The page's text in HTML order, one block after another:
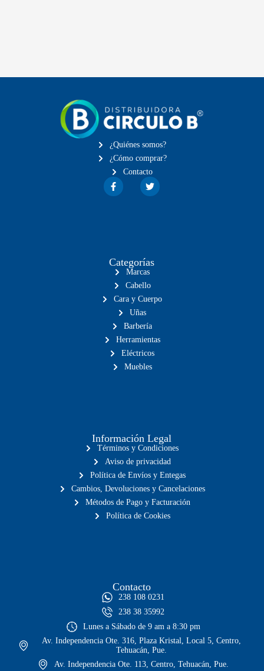
¿Quiénes somos?
¿Cómo comprar?
Contacto
Categorías
Marcas
Cabello
Cara y Cuerpo
Uñas
Barbería
Herramientas
Eléctricos
Muebles
Información Legal
Términos y Condiciones
Aviso de privacidad
Política de Envíos y Entegas
Cambios, Devoluciones y Cancelaciones
Métodos de Pago y Facturación
Política de Cookies
Contacto
238 108 0231
238 38 35992
Lunes a Sábado de 9 am a 8:30 pm
Av. Independencia Ote. 316, Plaza Kristal, Local 5, Centro,
Tehuacán, Pue.
Av. Independencia Ote. 113, Centro, Tehuacán, Pue.